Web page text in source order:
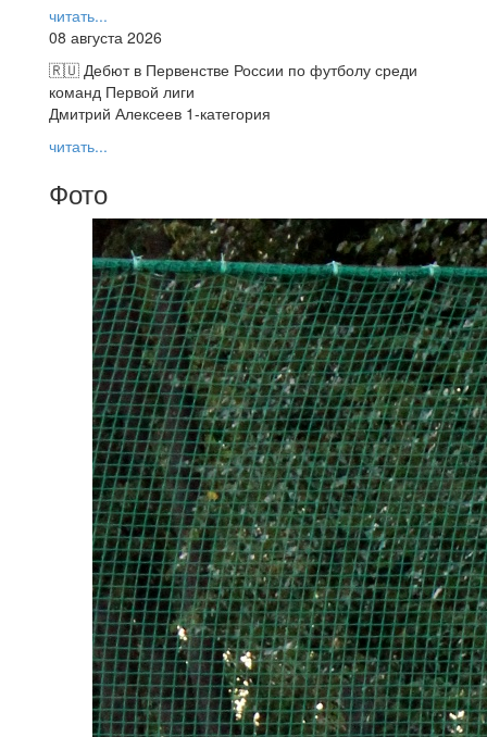
читать...
08 августа 2026
🇷🇺 Дебют в Первенстве России по футболу среди
команд Первой лиги
Дмитрий Алексеев 1-категория
читать...
Фото